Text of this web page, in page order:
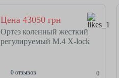
Цена 43050 грн
Ортез коленный жесткий
регулируемый M.4 X-lock
0 отзывов 0